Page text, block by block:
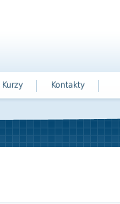
Kurzy Kontakty